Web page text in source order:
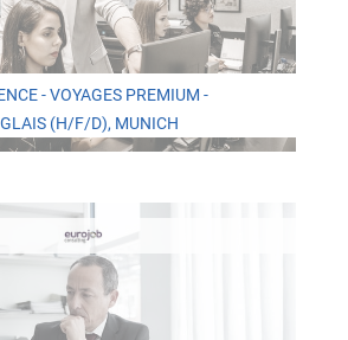
- VOYAGES PREMIUM -
(H/F/D), MUNICH